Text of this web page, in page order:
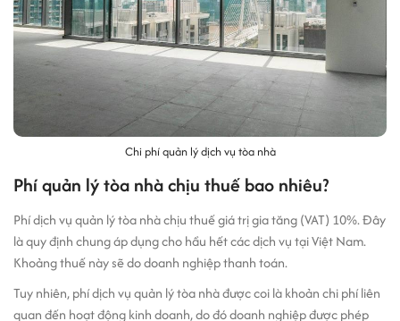
Chi phí quản lý dịch vụ tòa nhà
Phí quản lý tòa nhà chịu thuế bao nhiêu?
Phí dịch vụ quản lý tòa nhà chịu thuế giá trị gia tăng (VAT) 10%. Đây
là quy định chung áp dụng cho hầu hết các dịch vụ tại Việt Nam.
Khoảng thuế này sẽ do doanh nghiệp thanh toán.
Tuy nhiên, phí dịch vụ quản lý tòa nhà được coi là khoản chi phí liên
quan đến hoạt động kinh doanh, do đó doanh nghiệp được phép